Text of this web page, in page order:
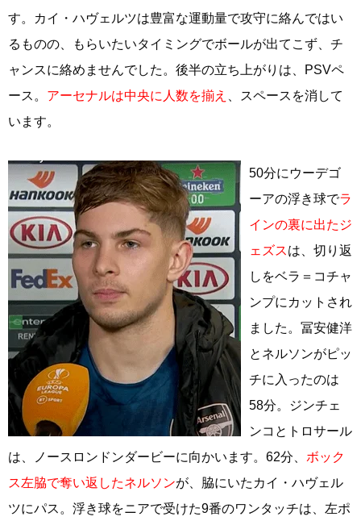
す。カイ・ハヴェルツは豊富な運動量で攻守に絡んではい
るものの、もらいたいタイミングでボールが出てこず、チ
ャンスに絡めませんでした。後半の立ち上がりは、PSVペ
ース。 アーセナルは中央に人数を揃え
、スペースを消して
います。
50分にウーデゴ
ーアの浮き球でラ
インの裏に出たジ
ェズスは、切り返
しをベラ＝コチャ
ンプにカットされ
ました。冨安健洋
とネルソンがピッ
チに入ったのは
58分。ジンチェ
ンコとトロサール
は、ノースロンドンダービーに向かいます。62分、 ボック
ス左脇で奪い返したネルソンが、脇にいたカイ・ハヴェル
ツにパス。浮き球をニアで受けた9番のワンタッチは、左ポ